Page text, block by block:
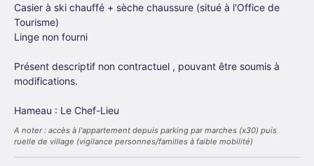
Casier à ski chauffé + sèche chaussure (situé à l'Office de
Tourisme)
Linge non fourni
Présent descriptif non contractuel , pouvant être soumis à
modifications.
Hameau : Le Chef-Lieu
A noter : accès à l'appartement depuis parking par marches (x30) puis
ruelle de village (vigilance personnes/familles à faible mobilité)